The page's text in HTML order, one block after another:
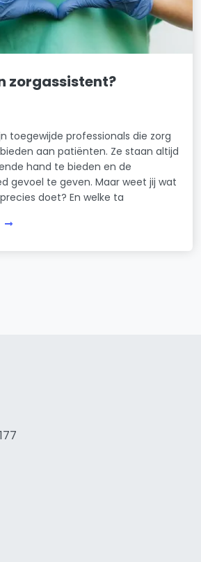
zorgassistent?
toegewijde professionals die zorg
aan patiënten. Ze staan altijd
hand te bieden en de
gevoel te geven. Maar weet jij wat
doet? En welke ta